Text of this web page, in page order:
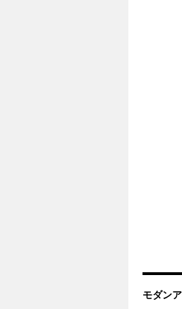
モダン